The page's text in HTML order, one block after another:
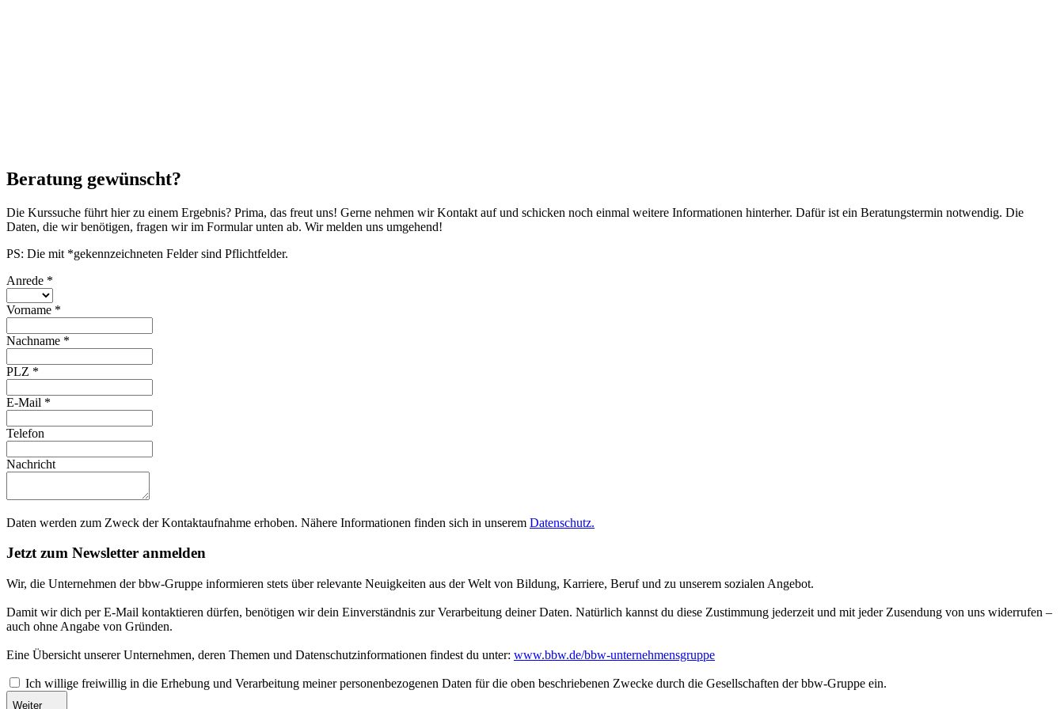
Beratung gewünscht?
Die Kurssuche führt hier zu einem Ergebnis? Prima, das freut uns! Gerne nehmen wir Kontakt auf und schicken noch einmal weitere Informationen hinterher. Dafür ist ein Beratungstermin notwendig. Die
Daten, die wir benötigen, fragen wir im Formular unten ab. Wir melden uns umgehend!
PS: Die mit *gekennzeichneten Felder sind Pflichtfelder.
Anrede *
Vorname *
Nachname *
PLZ *
E-Mail *
Telefon
Nachricht
Daten werden zum Zweck der Kontaktaufnahme erhoben. Nähere Informationen finden sich in unserem Datenschutz.
Jetzt zum Newsletter anmelden
Wir, die Unternehmen der bbw-Gruppe informieren stets über relevante Neuigkeiten aus der Welt von Bildung, Karriere, Beruf und zu unserem sozialen Angebot.
Damit wir dich per E-Mail kontaktieren dürfen, benötigen wir dein Einverständnis zur Verarbeitung deiner Daten. Natürlich kannst du diese Zustimmung jederzeit und mit jeder Zusendung von uns widerrufen –
auch ohne Angabe von Gründen.
Eine Übersicht unserer Unternehmen, deren Themen und Datenschutzinformationen findest du unter: www.bbw.de/bbw-unternehmensgruppe
Ich willige freiwillig in die Erhebung und Verarbeitung meiner personenbezogenen Daten für die oben beschriebenen Zwecke durch die Gesellschaften der bbw-Gruppe ein.
Weiter